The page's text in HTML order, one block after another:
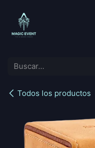
Todos los productos